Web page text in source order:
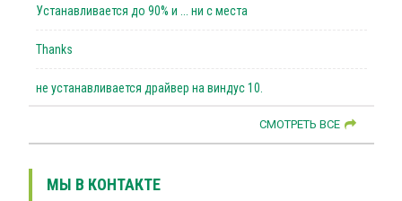
Устанавливается до 90% и ... ни с места
Thanks
не устанавливается драйвер на виндус 10.
СМОТРЕТЬ ВСЕ
МЫ В КОНТАКТЕ